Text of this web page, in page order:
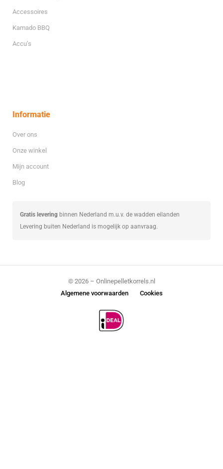
Accessoires
Kamado BBQ
Accu’s
Informatie
Over ons
Onze winkel
Mijn account
Blog
Gratis levering binnen Nederland m.u.v. de wadden eilanden
Levering buiten Nederland is mogelijk op aanvraag.
© 2026 – Onlinepelletkorrels.nl
Algemene voorwaarden
Cookies